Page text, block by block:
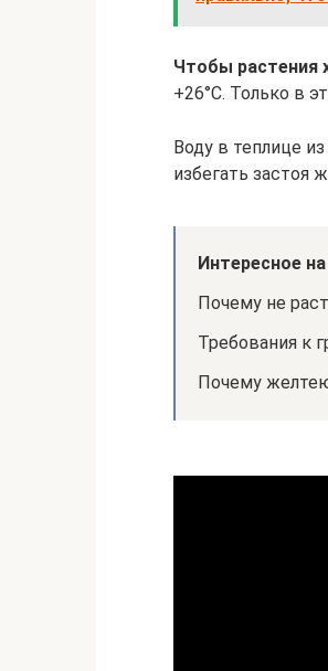
Чтобы растения
+26°C. Только в
Воду в теплице
избегать застоя
Интересное
Почему не
Требования к
Почему